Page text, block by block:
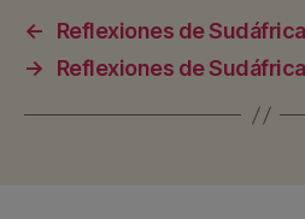
←
Reflexiones de
→
Reflexiones de